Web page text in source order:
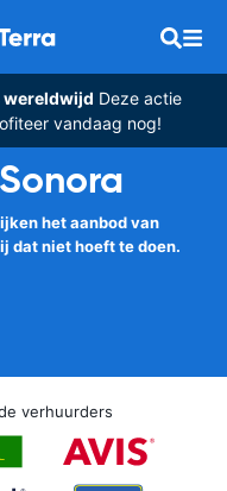
wereldwijd Deze actie
vandaag nog!
het aanbod van
dat niet hoeft te doen.
verhuurders